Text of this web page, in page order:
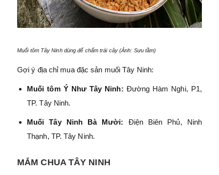
Muối tôm Tây Ninh dùng để chấm trái cây (Ảnh: Sưu tầm)
Gợi ý địa chỉ mua đặc sản muối Tây Ninh:
Muối tôm Ý Như Tây Ninh: Đường Hàm Nghi, P1,
TP. Tây Ninh.
Muối Tây Ninh Bà Mười:
Điện Biên Phủ, Ninh
Thạnh, TP. Tây Ninh.
MẮM CHUA TÂY NINH